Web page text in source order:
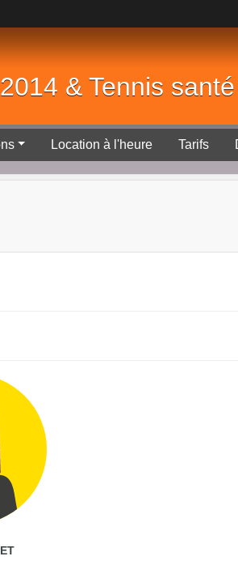
& Tennis
Location à l'heure Tarifs